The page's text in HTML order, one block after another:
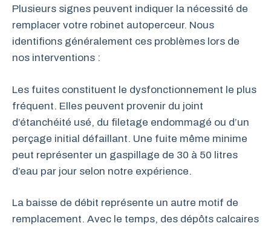
Plusieurs signes peuvent indiquer la nécessité de
remplacer votre robinet autoperceur. Nous
identifions généralement ces problèmes lors de
nos interventions :
Les fuites constituent le dysfonctionnement le plus
fréquent. Elles peuvent provenir du joint
d’étanchéité usé, du filetage endommagé ou d’un
perçage initial défaillant. Une fuite même minime
peut représenter un gaspillage de 30 à 50 litres
d’eau par jour selon notre expérience.
La baisse de débit représente un autre motif de
remplacement. Avec le temps, des dépôts calcaires